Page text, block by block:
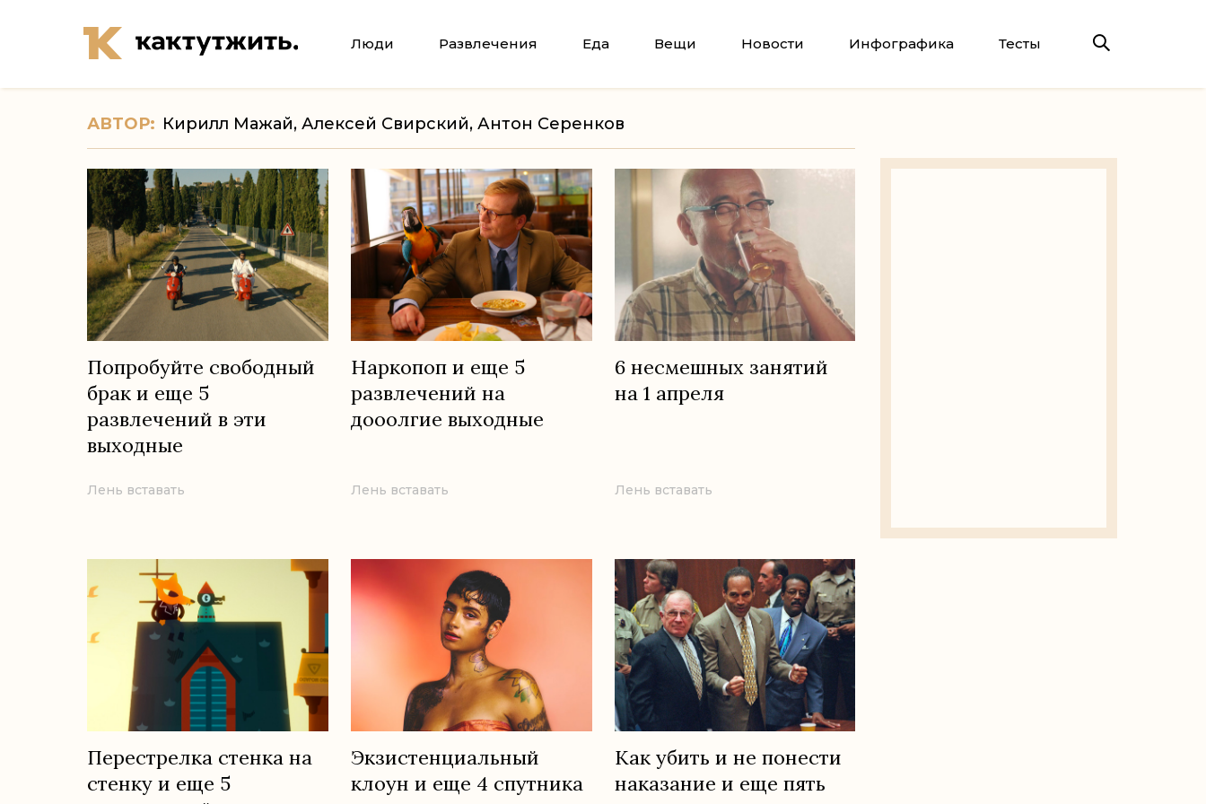
Люди Развлечения Еда Вещи Новости Инфографика Тесты
АВТОР: Кирилл Мажай, Алексей Свирский, Антон Серенков
Попробуйте свободный
брак и еще 5
развлечений в эти
выходные
Лень вставать
Наркопоп и еще 5
развлечений на
дооолгие выходные
Лень вставать
6 несмешных занятий
на 1 апреля
Лень вставать
Перестрелка стенка на
стенку и еще 5
Экзистенциальный
клоун и еще 4 спутника
Как убить и не понести
наказание и еще пять